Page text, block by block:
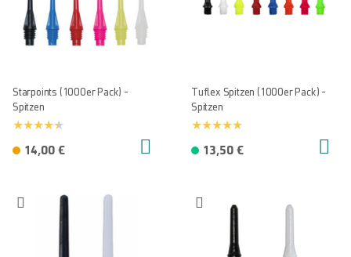
Starpoints (1000er Pack) -
Spitzen
14,00 €
Tuflex Spitzen (1000er Pack) -
Spitzen
13,50 €